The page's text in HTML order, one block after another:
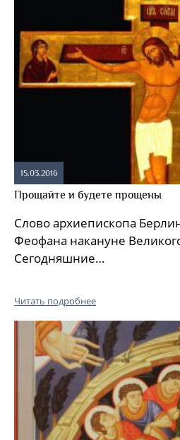
15.03.2016
Прощайте и будете прощены
Слово архиепископа
Феофана накануне
Сегодняшние…
Читать подробнее